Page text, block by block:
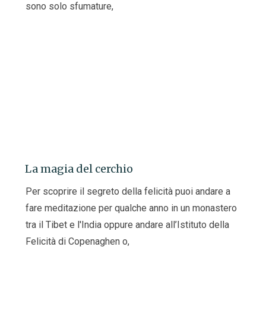
sono solo sfumature,
La magia del cerchio
Per scoprire il segreto della felicità puoi andare a
fare meditazione per qualche anno in un monastero
tra il Tibet e l'India oppure andare all’Istituto della
Felicità di Copenaghen o,